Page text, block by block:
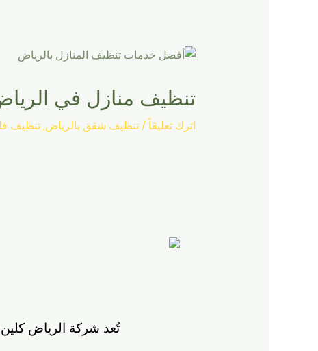
تنظيف منازل في
اترك تعليقاً / تنظيف شقق بالرياض,تنظيف
تُعد شركة الرياض